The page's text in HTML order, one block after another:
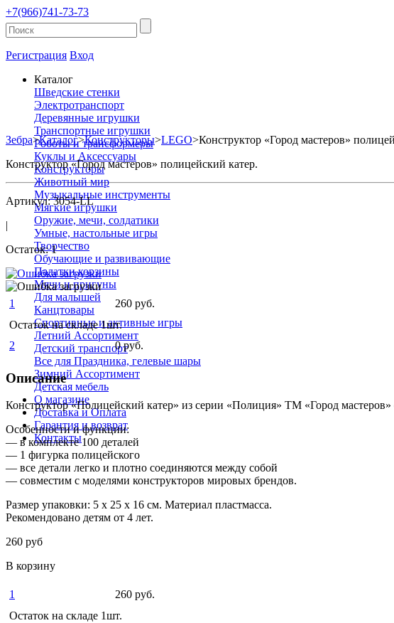
+7(966)741-73-73
Регистрация Вход
Каталог
Шведские стенки
Электротранспорт
Деревянные игрушки
Транспортные игрушки
Роботы и трансформеры
Куклы и Аксессуары
Конструкторы
Животный мир
Музыкальные инструменты
Мягкие игрушки
Оружие, мечи, солдатики
Умные, настольные игры
Творчество
Обучающие и развивающие
Палатки,корзины
Мячи и пригуны
Для малышей
Канцтовары
Спортивные и активные игры
Летний Ассортимент
Детский транспорт
Все для Праздника, гелевые шары
Зимний Ассортимент
Детская мебель
О магазине
Доставка и Оплата
Гарантия и возврат
Контакты
Зебра>Каталог>Конструкторы>LEGO>Конструктор «Город мастеров»
Конструктор «Город мастеров» полицейский катер.
Артикул: 3054-LL
|
Остаток: 1
1
260 руб.
Остаток на складе 1шт.
2
0 руб.
Описание
Конструктор «Полицейский катер» из серии «Полиция» ТМ «Город
Особенности и функции:
— в комплекте 100 деталей
— 1 фигурка полицейского
— все детали легко и плотно соединяются между собой
— совместим с моделями конструкторов мировых брендов.
Размер упаковки: 5 x 25 x 16 см. Материал пластмасса.
Рекомендовано детям от 4 лет.
260 руб
В корзину
1
260 руб.
Остаток на складе 1шт.